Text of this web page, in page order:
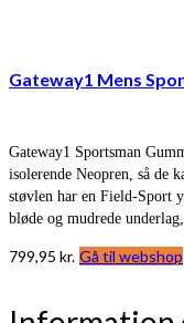
Gateway1 Mens
Gateway1 Sportsman
isolerende Neopren, så de
støvlen har en Field-Sport
bløde og mudrede
799,95 kr. Gå til webshop